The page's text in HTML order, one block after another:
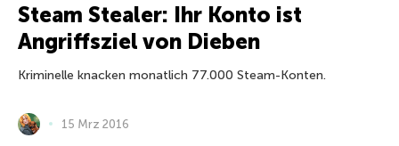
Steam Stealer: Ihr Konto ist
Angriffsziel von Dieben
Kriminelle knacken monatlich 77.000 Steam-Konten.
15 Mrz 2016